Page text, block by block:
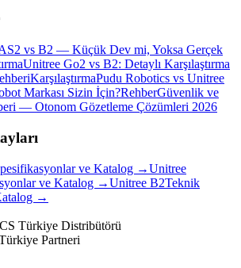
vs B2 — Küçük Dev mi, Yoksa Gerçek
Unitree Go2 vs B2: Detaylı Karşılaştırma
KarşılaştırmaPudu Robotics vs Unitree
Markası Sizin İçin?RehberGüvenlik ve
— Otonom Gözetleme Çözümleri 2026
ve Katalog →Unitree
ve Katalog →Unitree B2Teknik
→
Türkiye Distribütörü
Partneri